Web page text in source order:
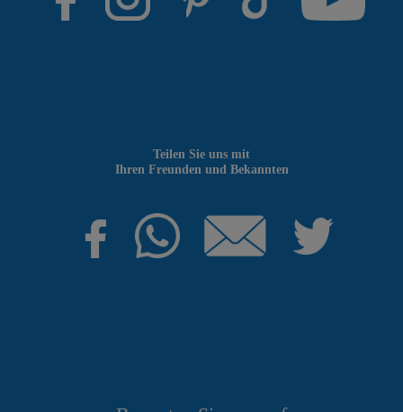
Teilen Sie uns mit
Ihren Freunden und Bekannten